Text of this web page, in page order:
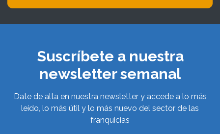
Suscríbete a nuestra
newsletter semanal
Date de alta en nuestra newsletter y accede a lo más
leído, lo más útil y lo más nuevo del sector de las
franquicias